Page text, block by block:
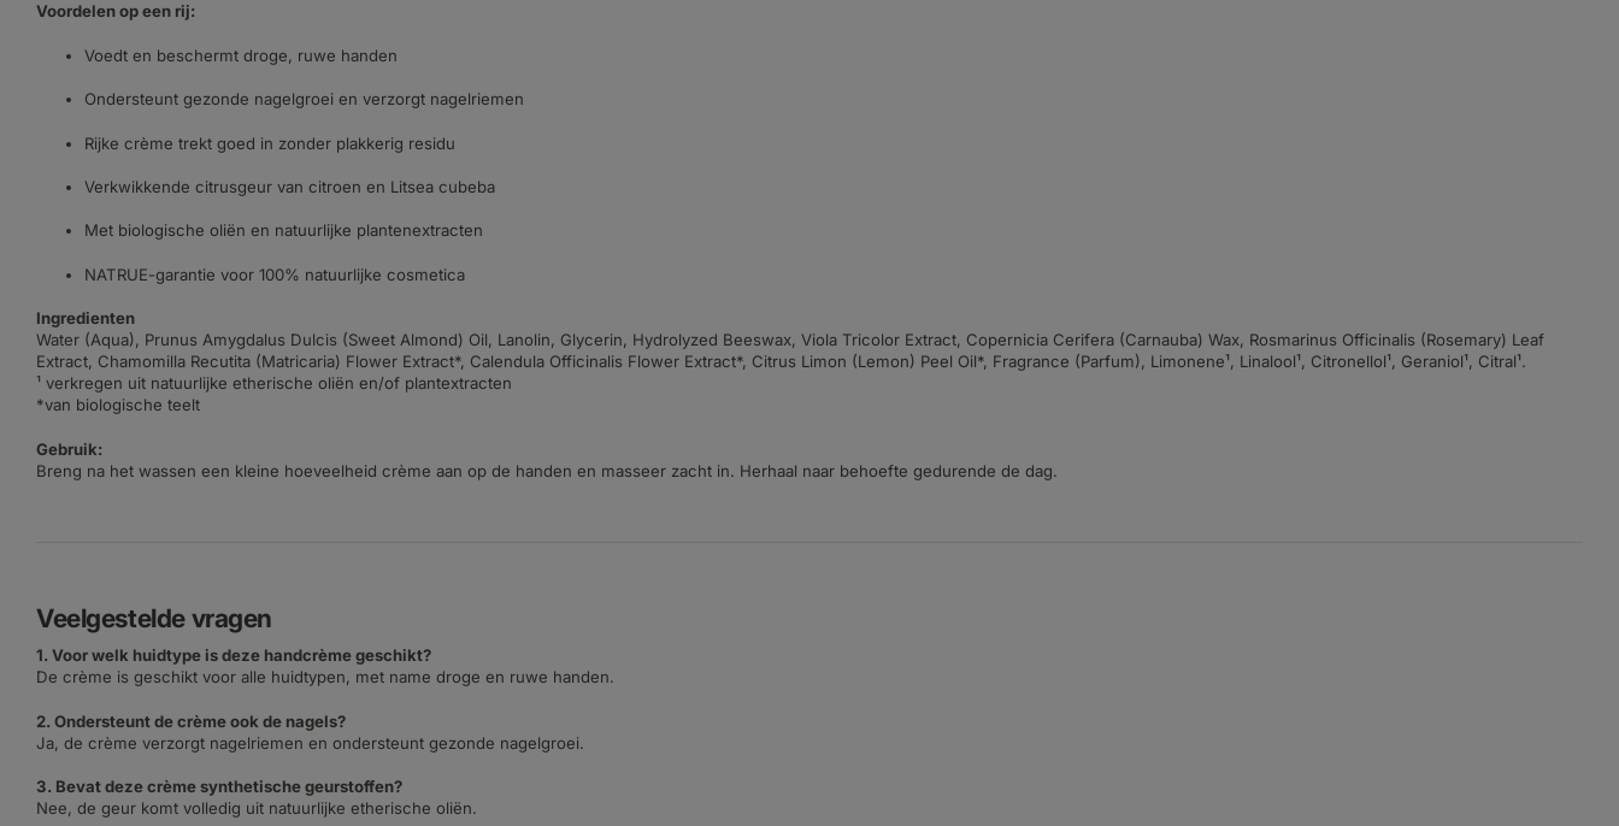
Voordelen op een rij:
Voedt en beschermt droge, ruwe handen
Ondersteunt gezonde nagelgroei en verzorgt nagelriemen
Rijke crème trekt goed in zonder plakkerig residu
Verkwikkende citrusgeur van citroen en Litsea cubeba
Met biologische oliën en natuurlijke plantenextracten
NATRUE-garantie voor 100% natuurlijke cosmetica
Ingredienten
Water (Aqua), Prunus Amygdalus Dulcis (Sweet Almond) Oil, Lanolin, Glycerin, Hydrolyzed Beeswax, Viola Tricolor Extract, Copernicia Cerifera (Carnauba) Wax, Rosmarinus Officinalis (Rosemary) Leaf
Extract, Chamomilla Recutita (Matricaria) Flower Extract*, Calendula Officinalis Flower Extract*, Citrus Limon (Lemon) Peel Oil*, Fragrance (Parfum), Limonene¹, Linalool¹, Citronellol¹, Geraniol¹, Citral¹.
¹ verkregen uit natuurlijke etherische oliën en/of plantextracten
*van biologische teelt
Gebruik:
Breng na het wassen een kleine hoeveelheid crème aan op de handen en masseer zacht in. Herhaal naar behoefte gedurende de dag.
Veelgestelde vragen
1. Voor welk huidtype is deze handcrème geschikt?
De crème is geschikt voor alle huidtypen, met name droge en ruwe handen.
2. Ondersteunt de crème ook de nagels?
Ja, de crème verzorgt nagelriemen en ondersteunt gezonde nagelgroei.
3. Bevat deze crème synthetische geurstoffen?
Nee, de geur komt volledig uit natuurlijke etherische oliën.